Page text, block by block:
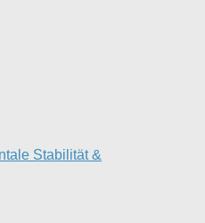
Stabilität &